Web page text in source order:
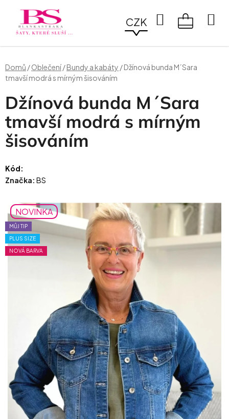
obsah
CZK
Hledat
Domů /Oblečení/Bundy a kabáty /Džínová bunda M´Sara
tmavší modrá s mírným šisováním
Džínová bunda M´Sara
tmavší modrá s mírným
šisováním
Kód:
Značka: BS
NOVINKA
MŮJ TIP
PLUS SIZE
NOVÁ BARVA